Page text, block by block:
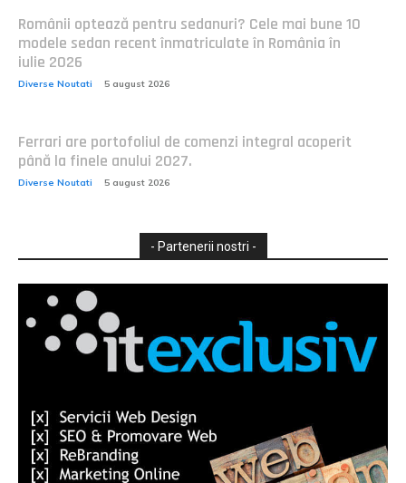
Românii optează pentru sedanuri? Cele mai bune 10
modele sedan recent înmatriculate în România în
iulie 2026
Diverse Noutati 5 august 2026
Ferrari are portofoliul de comenzi integral acoperit
până la finele anului 2027.
Diverse Noutati 5 august 2026
- Partenerii nostri -